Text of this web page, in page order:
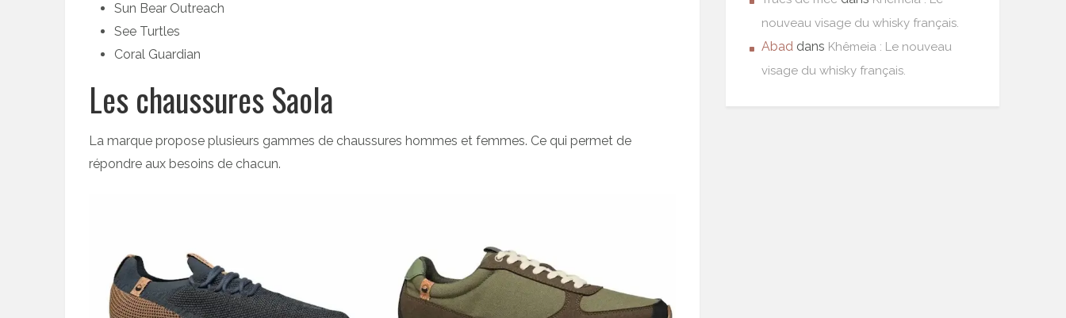
Sun Bear Outreach
See Turtles
Coral Guardian
Les chaussures Saola
La marque propose plusieurs gammes de chaussures hommes et femmes. Ce qui permet de
répondre aux besoins de chacun.
nouveau visage du whisky français.
Abad dans Khêmeia : Le nouveau
visage du whisky français.